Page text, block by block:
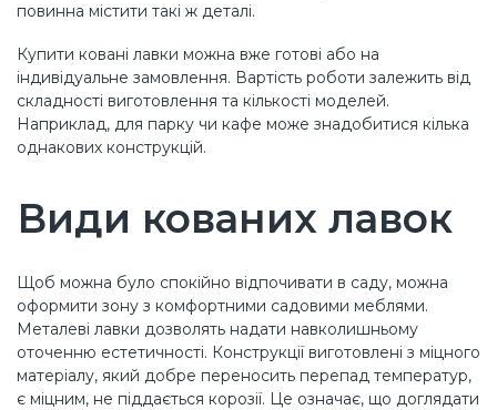
повинна містити такі ж деталі.
Купити ковані лавки можна вже готові або на
індивідуальне замовлення. Вартість роботи залежить від
складності виготовлення та кількості моделей.
Наприклад, для парку чи кафе може знадобитися кілька
однакових конструкцій.
Види кованих лавок
Щоб можна було спокійно відпочивати в саду, можна
оформити зону з комфортними садовими меблями.
Металеві лавки дозволять надати навколишньому
оточенню естетичності. Конструкції виготовлені з міцного
матеріалу, який добре переносить перепад температур,
є міцним, не піддається корозії. Це означає, що доглядати